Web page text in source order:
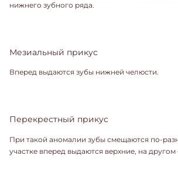
нижнего зубного ряда.
Мезиальный прикус
Вперед выдаются зубы нижней челюсти.
Перекрестный прикус
При такой аномалии зубы смещаются по-
участке вперед выдаются верхние, на